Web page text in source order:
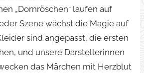
„Dornröschen“ laufen auf
Szene wächst die Magie auf
sind angepasst, die ersten
und unsere Darstellerinnen
das Märchen mit Herzblut